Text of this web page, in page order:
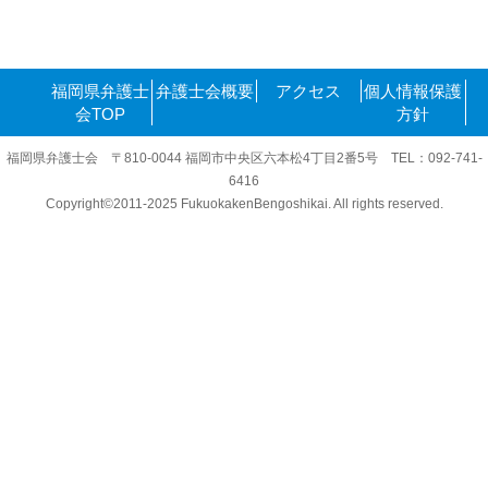
福岡県弁護士
会TOP
弁護士会概要 アクセス
個人情報保護
方針
福岡県弁護士会 〒810-0044 福岡市中央区六本松4丁目2番5号 TEL：092-741-
6416
Copyright©2011-2025 FukuokakenBengoshikai. All rights reserved.